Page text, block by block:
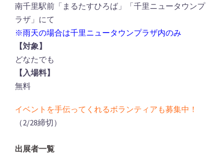
南千里駅前「まるたすひろば」「千里ニュータウンプ
ラザ」にて
※雨天の場合は千里ニュータウンプラザ内のみ
【対象】
どなたでも
【入場料】
無料
イベントを手伝ってくれるボランティアも募集中！
（2/28締切）
出展者一覧